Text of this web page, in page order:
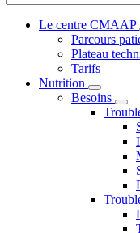
Le centre CMAAP
Parcours
Plateau
Tarifs
Nutrition
Besoins